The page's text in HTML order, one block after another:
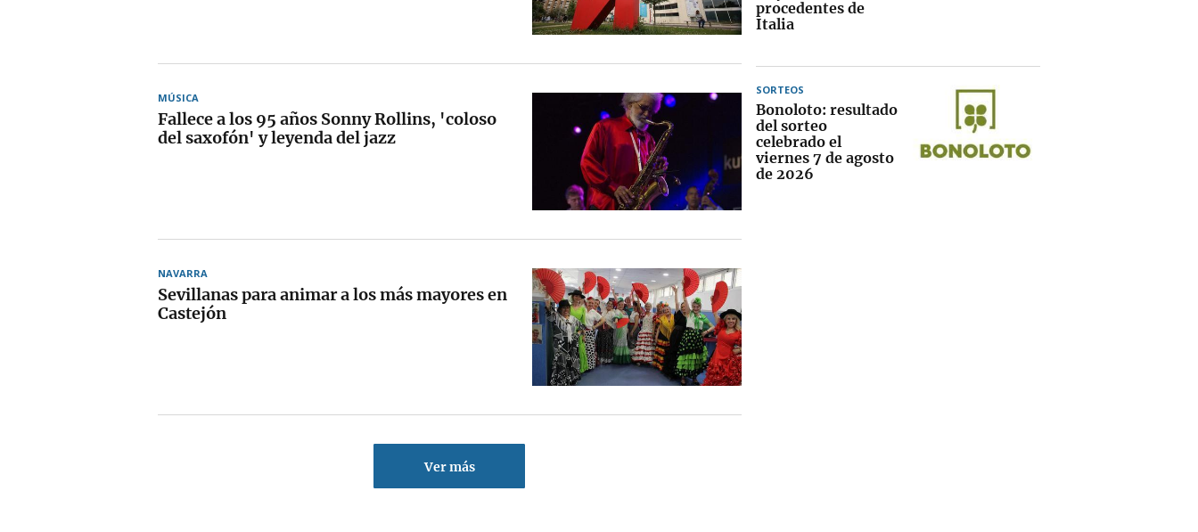
MÚSICA
Fallece a los 95 años Sonny Rollins, 'coloso
del saxofón' y leyenda del jazz
NAVARRA
Sevillanas para animar a los más mayores en
Castejón
Ver más
procedentes de
Italia
SORTEOS
Bonoloto: resultado
del sorteo
celebrado el
viernes 7 de agosto
de 2026